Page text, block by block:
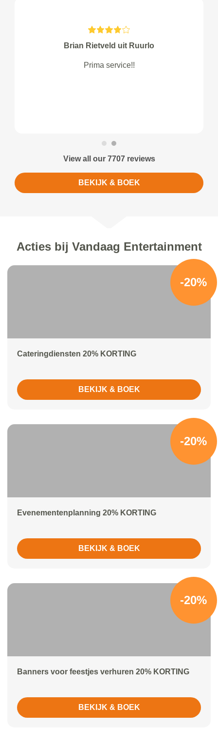
Brian Rietveld uit Ruurlo
Prima service!!
View all our 7707 reviews
BEKIJK & BOEK
Acties bij Vandaag Entertainment
-20%
Cateringdiensten 20% KORTING
BEKIJK & BOEK
-20%
Evenementenplanning 20% KORTING
BEKIJK & BOEK
-20%
Banners voor feestjes verhuren 20% KORTING
BEKIJK & BOEK